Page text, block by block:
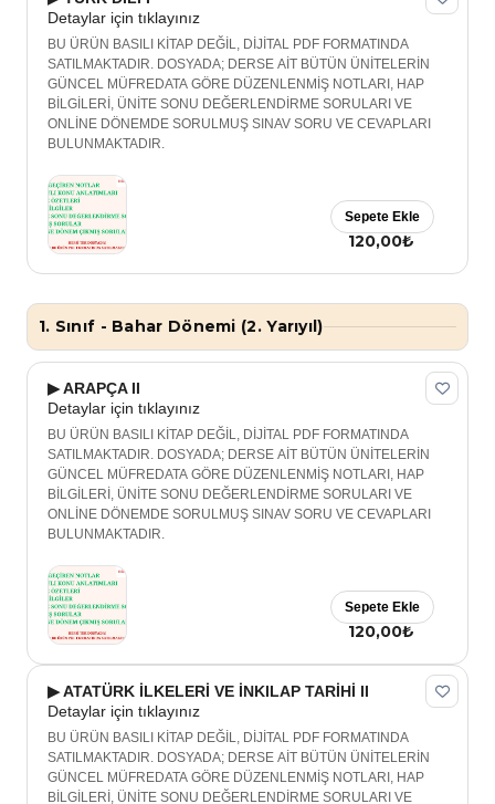
Detaylar için tıklayınız
BU ÜRÜN BASILI KİTAP DEĞİL, DİJİTAL PDF FORMATINDA
SATILMAKTADIR. DOSYADA; DERSE AİT BÜTÜN ÜNİTELERİN
GÜNCEL MÜFREDATA GÖRE DÜZENLENMİŞ NOTLARI, HAP
BİLGİLERİ, ÜNİTE SONU DEĞERLENDİRME SORULARI VE
ONLİNE DÖNEMDE SORULMUŞ SINAV SORU VE CEVAPLARI
BULUNMAKTADIR.
120,00₺
Sepete Ekle
1. Sınıf - Bahar Dönemi (2. Yarıyıl)
▶ ARAPÇA II
Detaylar için tıklayınız
BU ÜRÜN BASILI KİTAP DEĞİL, DİJİTAL PDF FORMATINDA
SATILMAKTADIR. DOSYADA; DERSE AİT BÜTÜN ÜNİTELERİN
GÜNCEL MÜFREDATA GÖRE DÜZENLENMİŞ NOTLARI, HAP
BİLGİLERİ, ÜNİTE SONU DEĞERLENDİRME SORULARI VE
ONLİNE DÖNEMDE SORULMUŞ SINAV SORU VE CEVAPLARI
BULUNMAKTADIR.
120,00₺
Sepete Ekle
▶ ATATÜRK İLKELERİ VE İNKILAP TARİHİ II
Detaylar için tıklayınız
BU ÜRÜN BASILI KİTAP DEĞİL, DİJİTAL PDF FORMATINDA
SATILMAKTADIR. DOSYADA; DERSE AİT BÜTÜN ÜNİTELERİN
GÜNCEL MÜFREDATA GÖRE DÜZENLENMİŞ NOTLARI, HAP
BİLGİLERİ, ÜNİTE SONU DEĞERLENDİRME SORULARI VE